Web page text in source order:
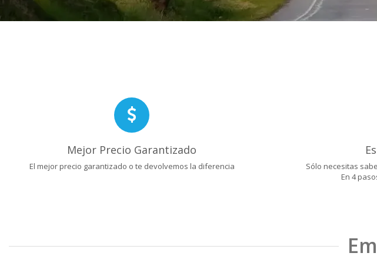
Mejor Precio Garantizado
El mejor precio garantizado o te devolvemos la diferencia
Sólo necesitas
En 4